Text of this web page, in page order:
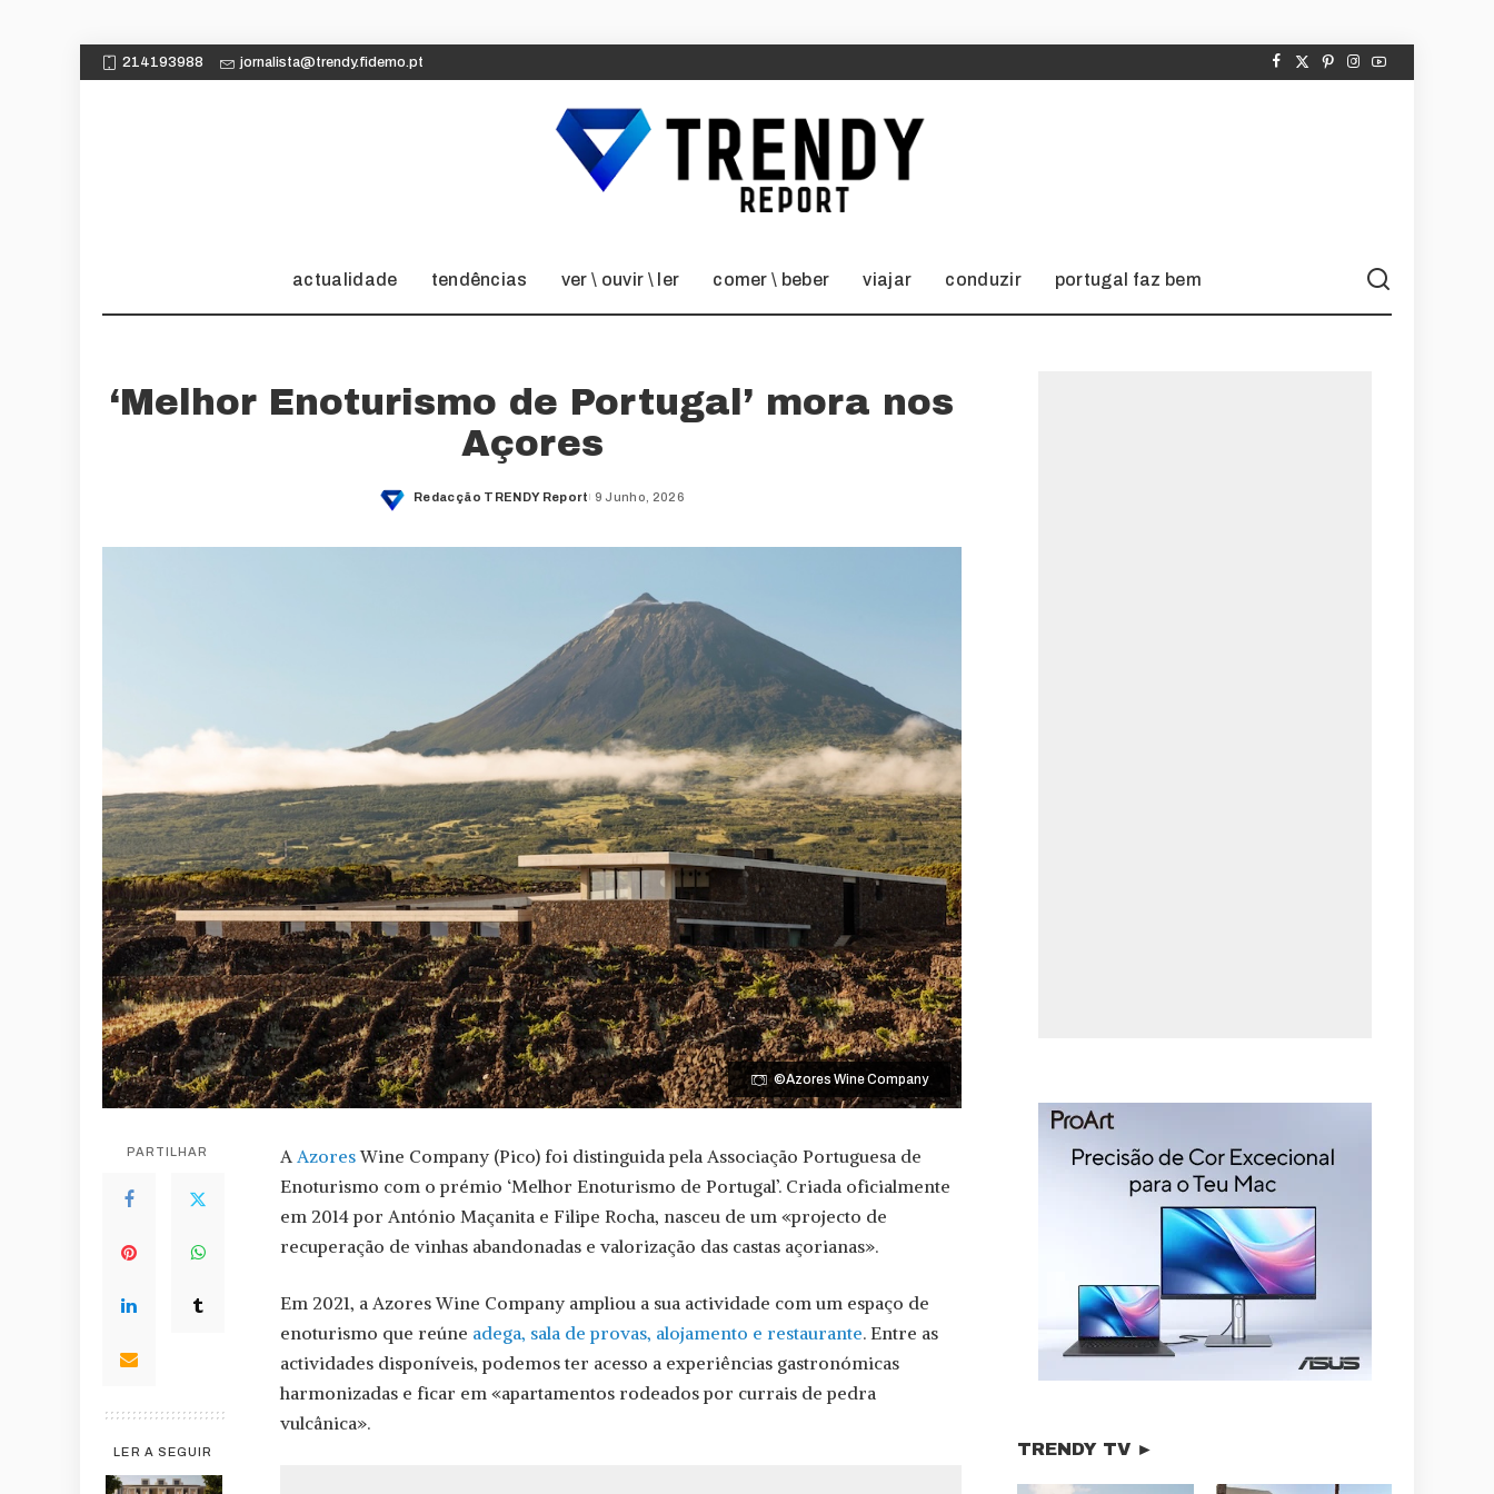
214193988 jornalista@trendy.fidemo.pt
actualidade tendências ver \ ouvir \ ler comer \ beber viajar conduzir portugal faz bem
‘Melhor Enoturismo de Portugal’ mora nos
Açores
Posted
Redacção TRENDY Report 9 Junho, 2026
©Azores Wine Company
PARTILHAR
LER A SEGUIR
A AzoresWine Company (Pico) foi distinguida pela Associação Portuguesa de
Enoturismo com o prémio ‘Melhor Enoturismo de Portugal’. Criada oficialmente
em 2014 por António Maçanita e Filipe Rocha, nasceu de um «projecto de
recuperação de vinhas abandonadas e valorização das castas açorianas».
Em 2021, a Azores Wine Company ampliou a sua actividade com um espaço de
enoturismo que reúne adega, sala de provas, alojamento e restaurante. Entre as
actividades disponíveis, podemos ter acesso a experiências gastronómicas
harmonizadas e ficar em «apartamentos rodeados por currais de pedra
vulcânica».
TRENDY TV ►